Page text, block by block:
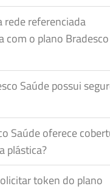
rede referenciada
com o plano Bradesco
Saúde possui
Saúde oferece
plástica?
token do plano